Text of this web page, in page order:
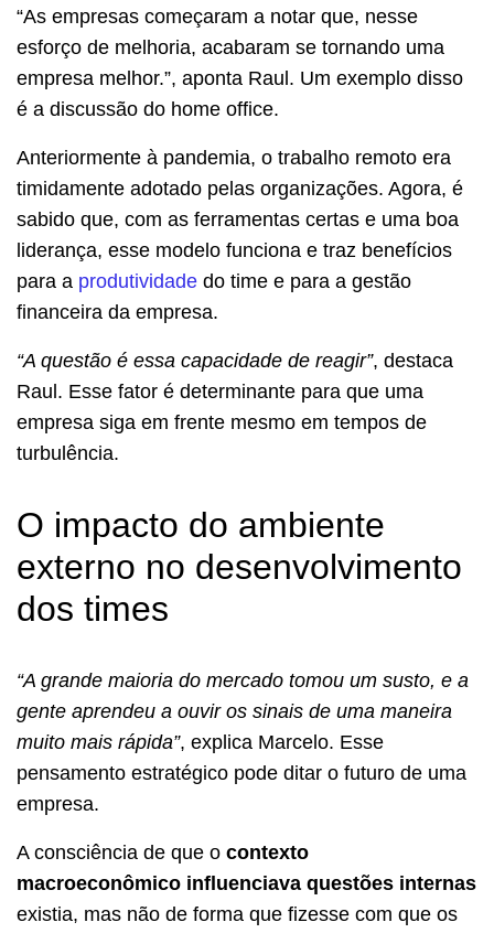
“As empresas começaram a notar que, nesse
esforço de melhoria, acabaram se tornando uma
empresa melhor.”, aponta Raul. Um exemplo disso
é a discussão do home office.
Anteriormente à pandemia, o trabalho remoto era
timidamente adotado pelas organizações. Agora, é
sabido que, com as ferramentas certas e uma boa
liderança, esse modelo funciona e traz benefícios
para a produtividade do time e para a gestão
financeira da empresa.
“A questão é essa capacidade de reagir”, destaca
Raul. Esse fator é determinante para que uma
empresa siga em frente mesmo em tempos de
turbulência.
O impacto do ambiente
externo no desenvolvimento
dos times
“A grande maioria do mercado tomou um susto, e a
gente aprendeu a ouvir os sinais de uma maneira
muito mais rápida”, explica Marcelo. Esse
pensamento estratégico pode ditar o futuro de uma
empresa.
A consciência de que o contexto
macroeconômico influenciava questões internas
existia, mas não de forma que fizesse com que os